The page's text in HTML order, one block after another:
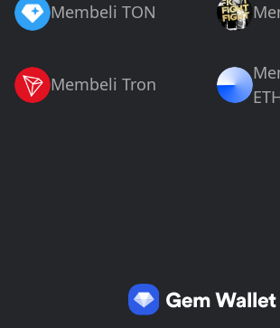
Membeli TON
Membeli Tron